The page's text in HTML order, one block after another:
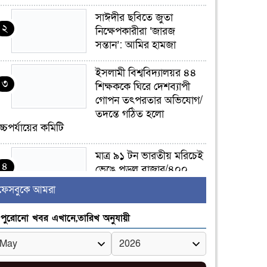
২
সাঈদীর ছবিতে জুতা
নিক্ষেপকারীরা ‘জারজ
সন্তান’: আমির হামজা
৩
ইসলামী বিশ্ববিদ্যালয়র ৪৪
শিক্ষককে ঘিরে দেশব্যাপী
গোপন তৎপরতার অভিযোগ/
তদন্তে গঠিত হলো
কমিটি
৪
মাত্র ৯১ টন ভারতীয় মরিচেই
ভেঙে পড়ল বাজার/৪০০
৫
জুলাই আন্দোলন ছিল
সম্মিলিত, লক্ষ্য হওয়া উচিত
ঐক্য ও রাষ্ট্রগঠন
আমরা
পুরোনো খবর এখানে,তারিখ অনুযায়ী